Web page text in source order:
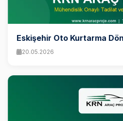
Eskişehir Oto Kurtarma
20.05.2026